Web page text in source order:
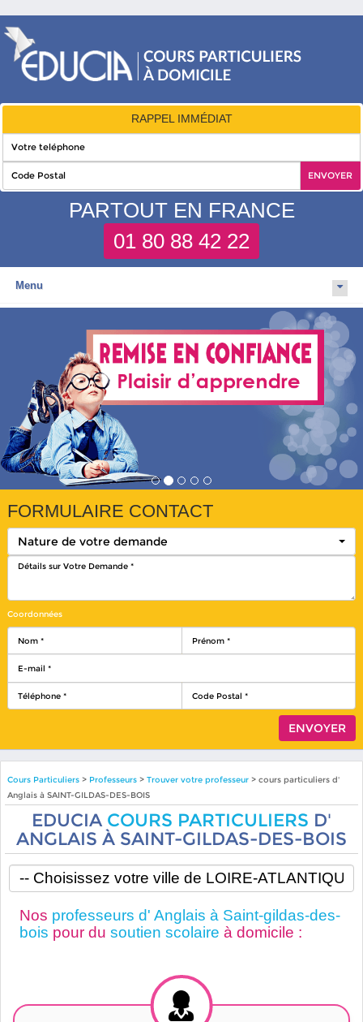
RAPPEL IMMÉDIAT
PARTOUT EN FRANCE
01 80 88 42 22
Menu
FORMULAIRE CONTACT
Nature de votre demande
Coordonnées
Cours Particuliers> Professeurs > Trouver votre professeur> cours particuliers d'
Anglais à SAINT-GILDAS-DES-BOIS
EDUCIA COURS PARTICULIERS D'
ANGLAIS À SAINT-GILDAS-DES-BOIS
Nos professeurs d' Anglais à Saint-gildas-des-
bois pour du soutien scolaire à domicile :